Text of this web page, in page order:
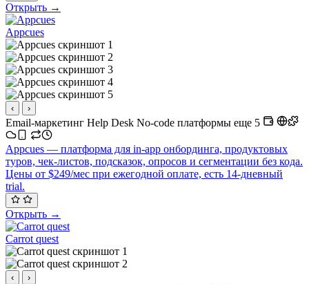
Открыть →
Appcues
‹ ›
Email-маркетинг Help Desk No-code платформы еще 5
Appcues — платформа для in-app онбординга, продуктовых
туров, чек-листов, подсказок, опросов и сегментации без кода.
Цены от $249/мес при ежегодной оплате, есть 14-дневный
trial.
Открыть →
Carrot quest
‹ ›